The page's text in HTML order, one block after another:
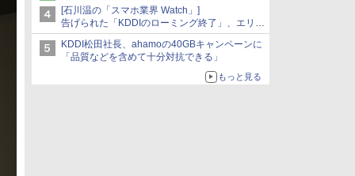
[石川温の「スマホ業界 Watch」]
告げられた「KDDIのローミング終了」、エリア
マップの落とし穴と楽天モバイルの課題
KDDI松田社長、ahamoの40GBキャンペーンに
「品質などを含めて十分対抗できる」
もっと見る